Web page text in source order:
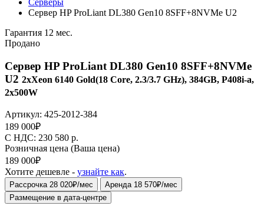
Серверы
Сервер HP ProLiant DL380 Gen10 8SFF+8NVMe U2
Гарантия 12 мес.
Продано
Сервер HP ProLiant DL380 Gen10 8SFF+8NVMe
U2 2xXeon 6140 Gold(18 Core, 2.3/3.7 GHz), 384GB, P408i-a,
2x500W
Артикул: 425-2012-384
189 000₽
C НДС: 230 580 р.
Розничная цена (Ваша цена)
189 000₽
Хотите дешевле - узнайте как.
Рассрочка 28 020₽/мес
Аренда 18 570₽/мес
Размещение в дата-центре